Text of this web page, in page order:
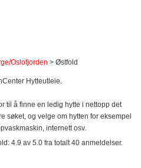
Oslofjorden > Østfold
Hytteutleie.
til å finne en ledig hytte i nettopp det
søket, og velge om hytten for eksempel
internett osv.
4.9 av 5.0 fra totalt 40 anmeldelser.